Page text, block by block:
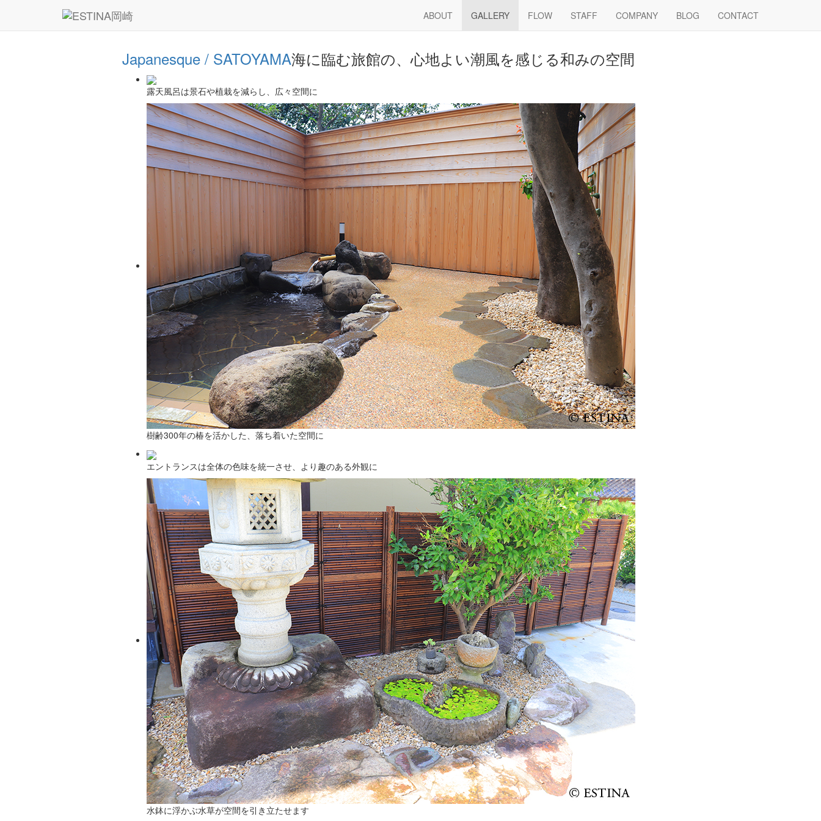
ABOUT GALLERY FLOW STAFF COMPANY BLOG CONTACT
― GALLERY ―
Japanesque / SATOYAMA海に臨む旅館の、心地よい潮風を感じる和みの空間
露天風呂は景石や植栽を減らし、広々空間に
樹齢300年の椿を活かした、落ち着いた空間に
エントランスは全体の色味を統一させ、より趣のある外観に
水鉢に浮かぶ水草が空間を引き立たせます